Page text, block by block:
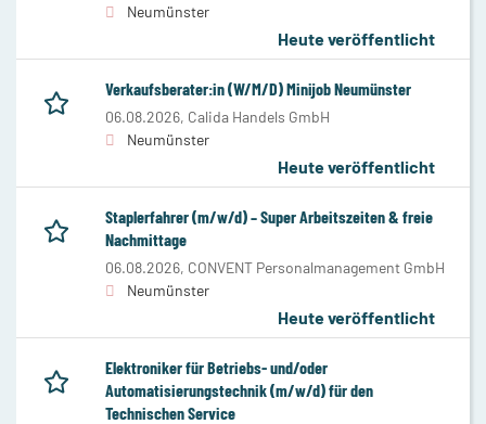
Neumünster
Heute veröffentlicht
Verkaufsberater:in (W/M/D) Minijob Neumünster
06.08.2026, Calida Handels GmbH
Neumünster
Heute veröffentlicht
Staplerfahrer (m/w/d) – Super Arbeitszeiten & freie
Nachmittage
06.08.2026, CONVENT Personalmanagement GmbH
Neumünster
Heute veröffentlicht
Elektroniker für Betriebs- und/oder
Automatisierungstechnik (m/w/d) für den
Technischen Service